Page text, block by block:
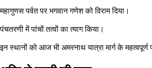
महागुणस पर्वत पर भगवान गणेश को विराम दिया।
पंचतरणी में पांचों तत्वों का त्याग किया।
इन स्थानों को आज भी अमरनाथ यात्रा मार्ग के